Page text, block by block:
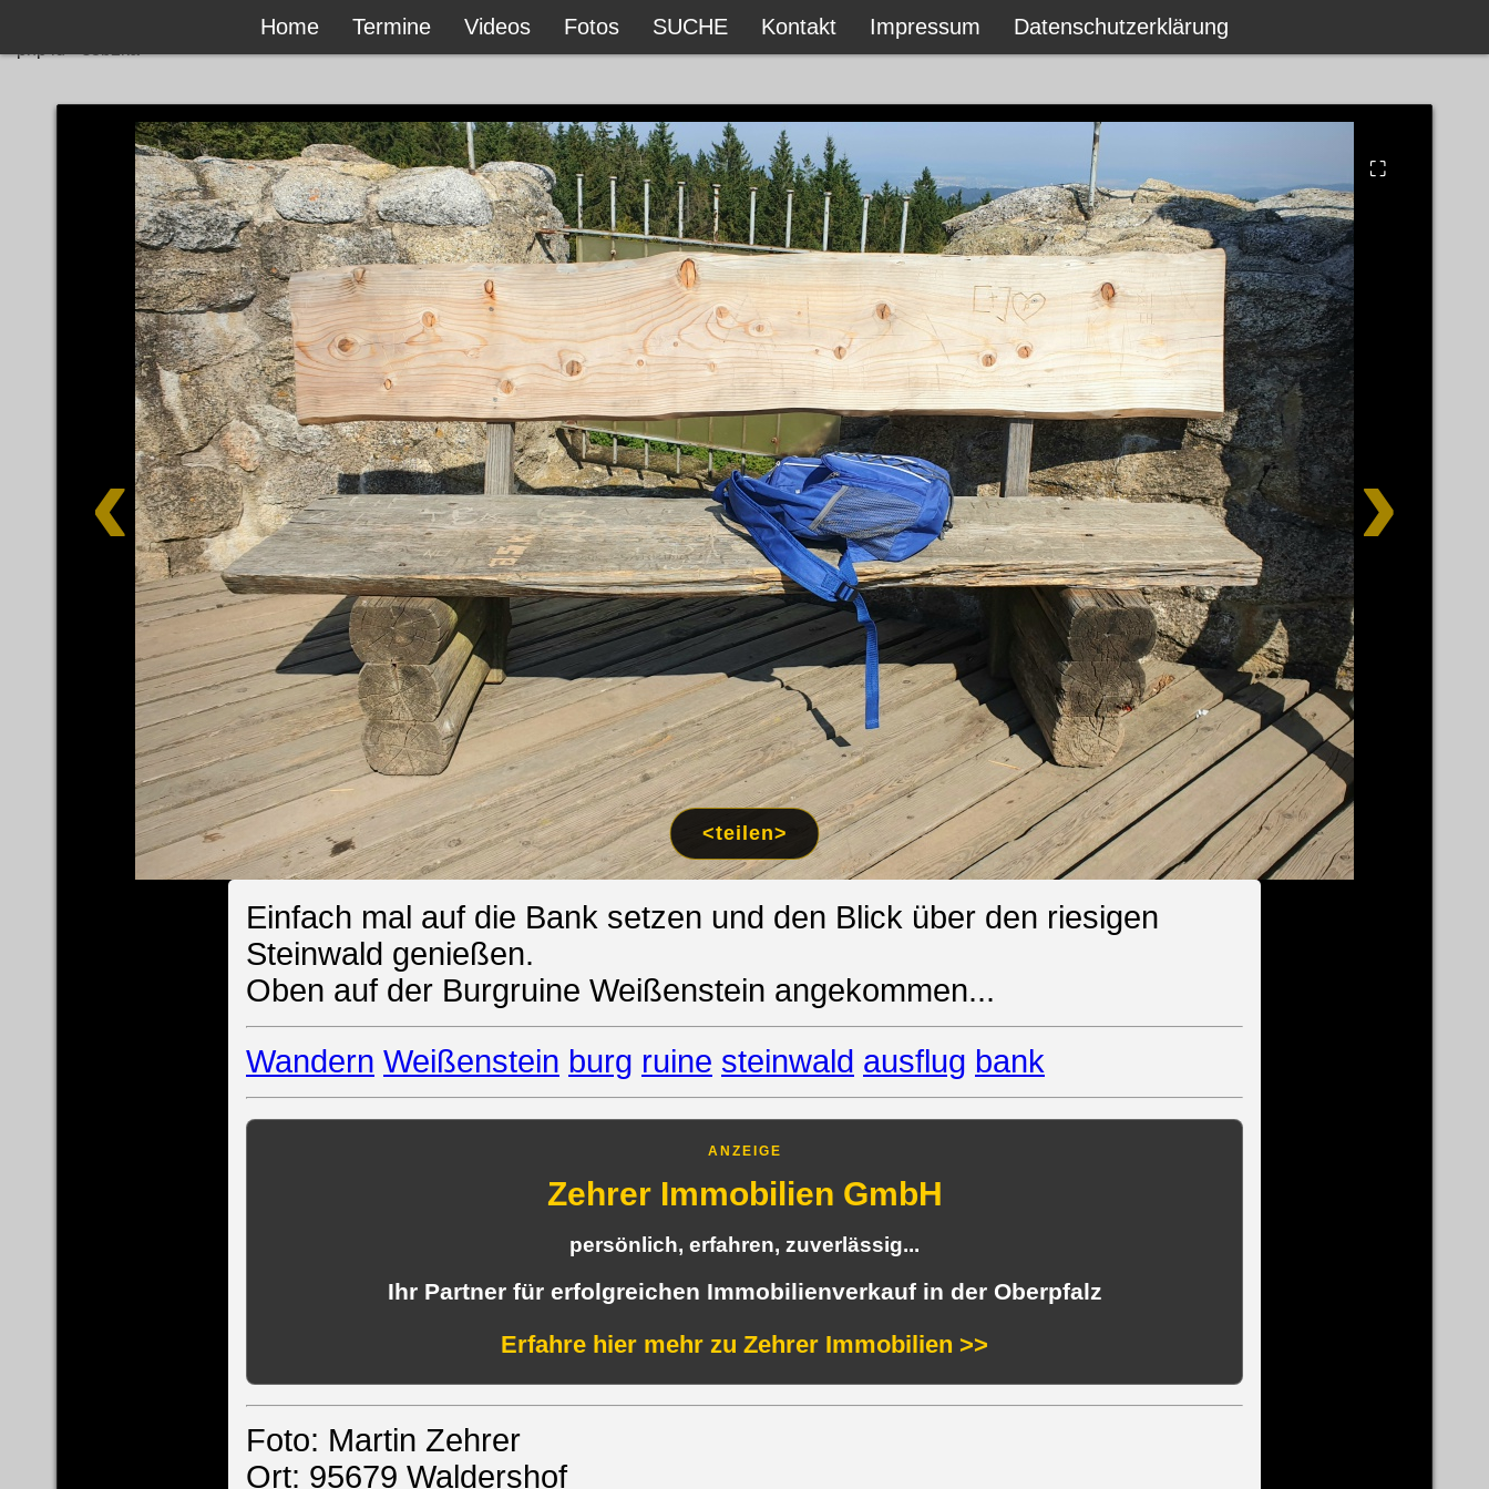
Home Termine Videos Fotos SUCHE Kontakt Impressum Datenschutzerklärung
⛶
<teilen>
Einfach mal auf die Bank setzen und den Blick über den riesigen
Steinwald genießen.
Oben auf der Burgruine Weißenstein angekommen...
Wandern Weißenstein burg ruine steinwald ausflug bank
ANZEIGE
Zehrer Immobilien GmbH
persönlich, erfahren, zuverlässig...
Ihr Partner für erfolgreichen Immobilienverkauf in der Oberpfalz
Erfahre hier mehr zu Zehrer Immobilien >>
Foto: Martin Zehrer
Ort: 95679 Waldershof